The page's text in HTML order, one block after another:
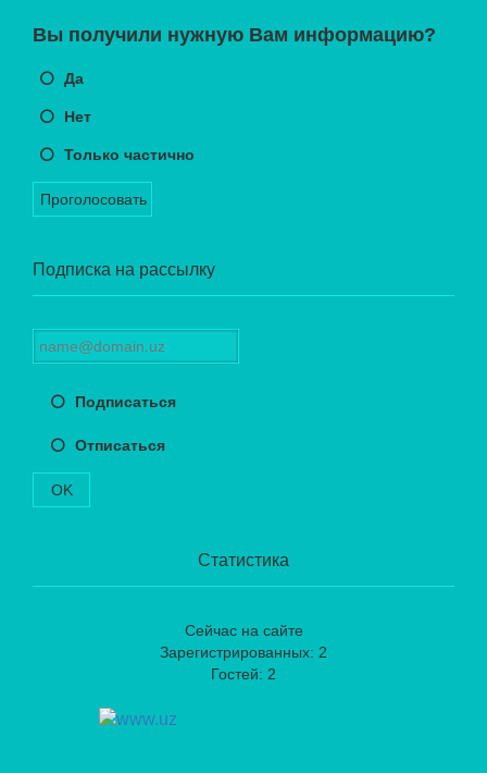
Вы получили нужную Вам информацию?
Да
Нет
Только частично
Проголосовать
Подписка на рассылку
Подписаться
Отписаться
OK
Статистика
Сейчас на сайте
Зарегистрированных: 2
Гостей: 2